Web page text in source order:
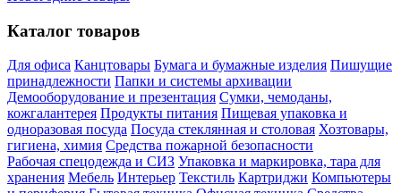
Каталог товаров
Для офиса Канцтовары Бумага и бумажные изделия Пишущие
принадлежности Папки и системы архивации
Демооборудование и презентация Сумки, чемоданы,
кожгалантерея Продукты питания Пищевая упаковка и
одноразовая посуда Посуда стеклянная и столовая Хозтовары,
гигиена, химия Средства пожарной безопасности
Рабочая спецодежда и СИЗ Упаковка и маркировка, тара для
хранения Мебель Интерьер Текстиль Картриджи Компьютеры